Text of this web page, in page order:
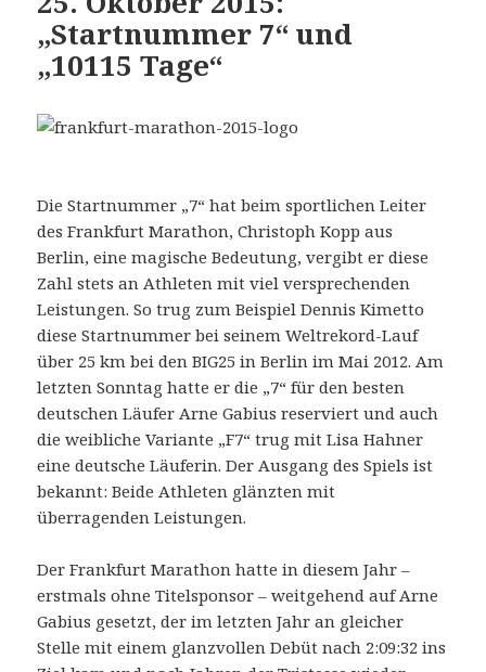
„Startnummer 7“ und
„10115 Tage“
Die Startnummer „7“ hat beim sportlichen Leiter
des Frankfurt Marathon, Christoph Kopp aus
Berlin, eine magische Bedeutung, vergibt er diese
Zahl stets an Athleten mit viel versprechenden
Leistungen. So trug zum Beispiel Dennis Kimetto
diese Startnummer bei seinem Weltrekord-Lauf
über 25 km bei den BIG25 in Berlin im Mai 2012. Am
letzten Sonntag hatte er die „7“ für den besten
deutschen Läufer Arne Gabius reserviert und auch
die weibliche Variante „F7“ trug mit Lisa Hahner
eine deutsche Läuferin. Der Ausgang des Spiels ist
bekannt: Beide Athleten glänzten mit
überragenden Leistungen.
Der Frankfurt Marathon hatte in diesem Jahr –
erstmals ohne Titelsponsor – weitgehend auf Arne
Gabius gesetzt, der im letzten Jahr an gleicher
Stelle mit einem glanzvollen Debüt nach 2:09:32 ins